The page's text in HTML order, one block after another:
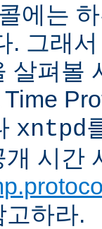
에는
. 그래
살펴볼
xntpd
시간
고하라.